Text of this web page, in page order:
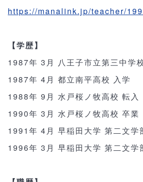
https://manalink.jp/teacher/
【学歴】
1987年 3月 八王子市立第三中学
1987年 4月 都立南平高校 入学
1988年 9月 水戸桜ノ牧高校 転入
1990年 3月 水戸桜ノ牧高校 卒業
1991年 4月 早稲田大学 第二文学
1996年 3月 早稲田大学 第二文学